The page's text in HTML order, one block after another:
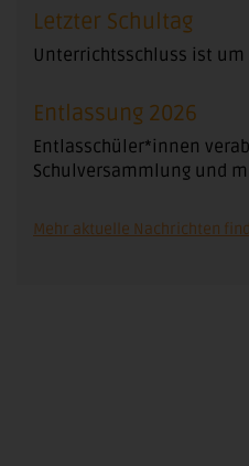
Letzter Schultag
Unterrichtsschluss ist um
Entlassung 2026
Entlasschüler*innen
Schulversammlung und
Mehr aktuelle Nachrichten